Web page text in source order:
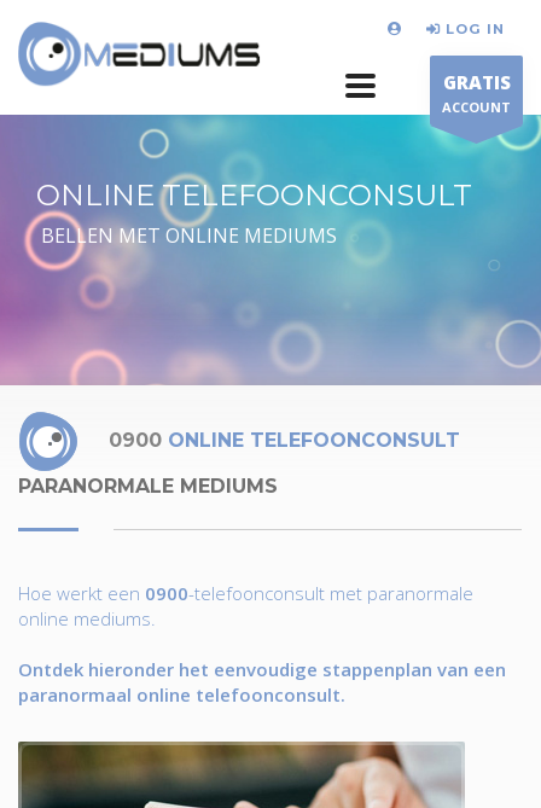
LOG IN
GRATIS
ACCOUNT
ONLINE TELEFOONCONSULT
BELLEN MET ONLINE MEDIUMS
0900 ONLINE TELEFOONCONSULT
PARANORMALE MEDIUMS
Hoe werkt een 0900-telefoonconsult met paranormale
online mediums.
Ontdek hieronder het eenvoudige stappenplan van een
paranormaal online telefoonconsult.